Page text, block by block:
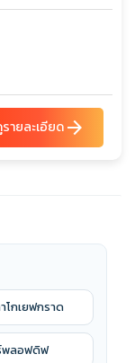
ายละเอียดarrow_forward
โกเยฟกราด
พลอฟดิฟ